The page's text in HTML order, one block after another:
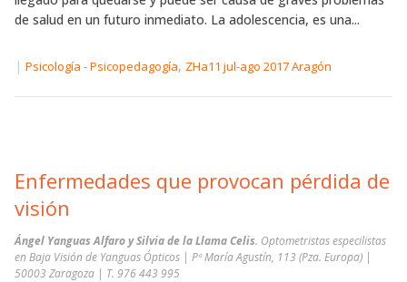
de salud en un futuro inmediato. La adolescencia, es una...
| Psicología - Psicopedagogía, ZHa11 jul-ago 2017 Aragón
Enfermedades que provocan pérdida de
visión
Ángel Yanguas Alfaro y Silvia de la Llama Celis. Optometristas especilistas
en Baja Visión de Yanguas Ópticos | Pº María Agustín, 113 (Pza. Europa) |
50003 Zaragoza | T. 976 443 995